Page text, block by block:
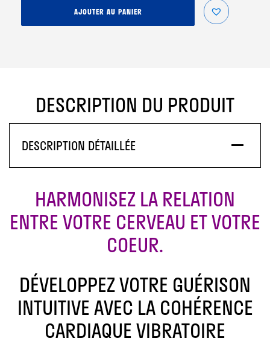
initial actuel
AJOUTER AU PANIER
DESCRIPTION DU PRODUIT
DESCRIPTION DÉTAILLÉE
HARMONISEZ LA RELATION
ENTRE VOTRE CERVEAU ET VOTRE
COEUR.
DÉVELOPPEZ VOTRE GUÉRISON
INTUITIVE AVEC LA COHÉRENCE
CARDIAQUE VIBRATOIRE